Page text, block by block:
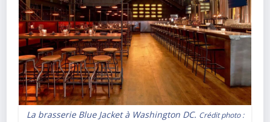
La brasserie Blue Jacket à Washington DC. Crédit photo :